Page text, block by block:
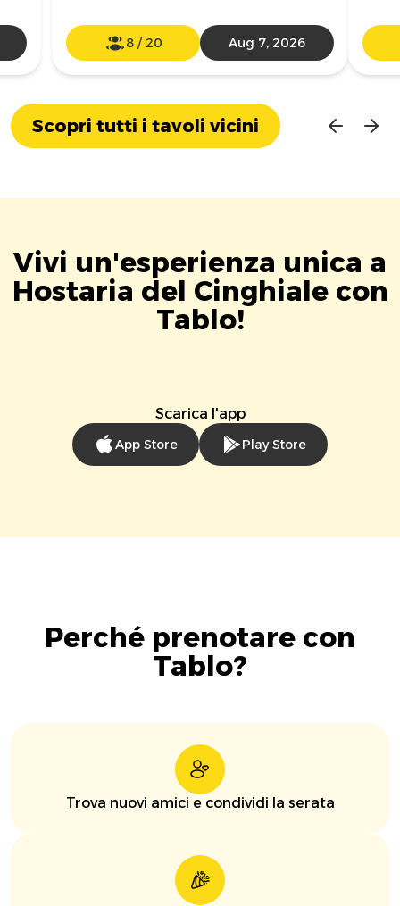
8/ 20 Aug 7, 2026
Scopri tutti i tavoli vicini
Vivi un'esperienza unica a
Hostaria del Cinghiale con
Tablo!
Scarica l'app
App Store Play Store
Perché prenotare con
Tablo?
Trova nuovi amici e condividi la serata